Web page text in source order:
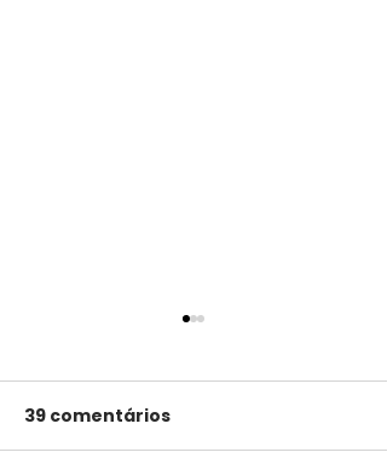
39 comentários